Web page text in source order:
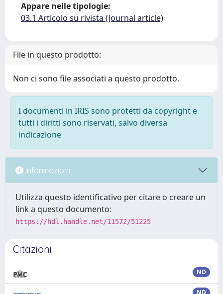
Appare nelle tipologie:
03.1 Articolo su rivista (Journal article)
File in questo prodotto:
Non ci sono file associati a questo prodotto.
I documenti in IRIS sono protetti da copyright e
tutti i diritti sono riservati, salvo diversa
indicazione
Informazioni
Utilizza questo identificativo per citare o creare un
link a questo documento:
https://hdl.handle.net/11572/51225
Citazioni
ND